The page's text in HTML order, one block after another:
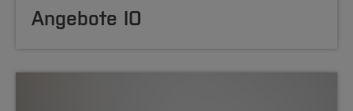
Angebote IO